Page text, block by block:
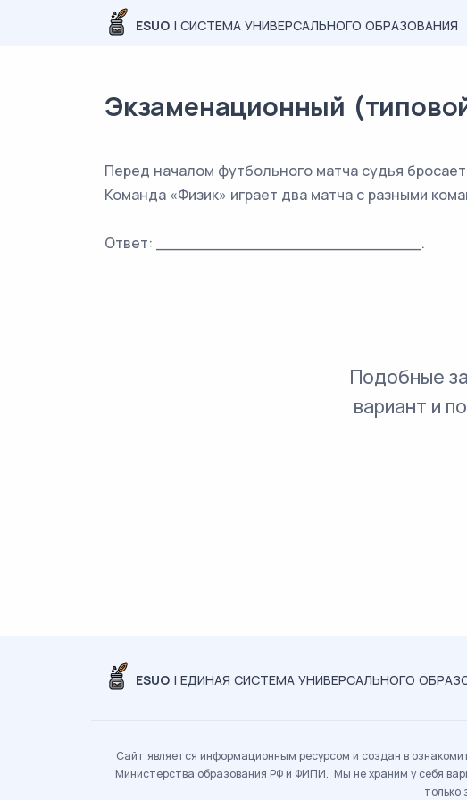
ESUO | СИСТЕМА УНИВЕРСАЛЬНОГО ОБРАЗОВАНИЯ
Экзаменационный
Перед началом футбольного матча судья
Команда «Физик» играет два матча с разными
Ответ: ___________________________.
Подобные
вариант и
ESUO | ЕДИНАЯ СИСТЕМА УНИВЕРСАЛЬНОГО
Сайт является информационным ресурсом и создан в
Министерства образования РФ и ФИПИ. Мы не храним у себя
только